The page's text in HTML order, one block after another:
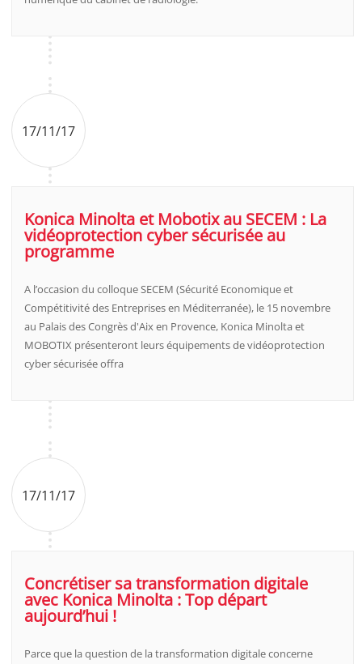
17/11/17
Konica Minolta et Mobotix au SECEM : La
vidéoprotection cyber sécurisée au
programme
A l’occasion du colloque SECEM (Sécurité Economique et
Compétitivité des Entreprises en Méditerranée), le 15 novembre
au Palais des Congrès d'Aix en Provence, Konica Minolta et
MOBOTIX présenteront leurs équipements de vidéoprotection
cyber sécurisée offra
17/11/17
Concrétiser sa transformation digitale
avec Konica Minolta : Top départ
aujourd’hui !
Parce que la question de la transformation digitale concerne